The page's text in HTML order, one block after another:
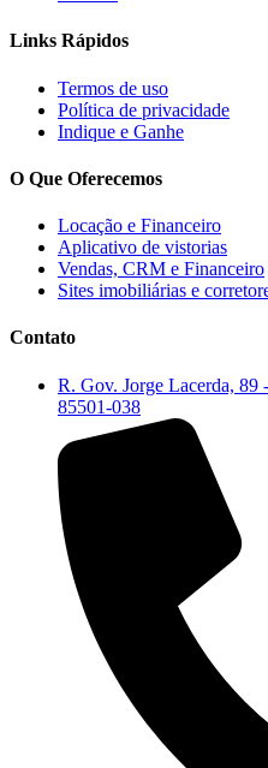
Links Rápidos
Termos de uso
Política de privacidade
Indique e Ganhe
O Que Oferecemos
Locação e Financeiro
Aplicativo de vistorias
Vendas, CRM e Financeiro
Sites imobiliárias e
Contato
R. Gov. Jorge Lacerda, 89
85501-038